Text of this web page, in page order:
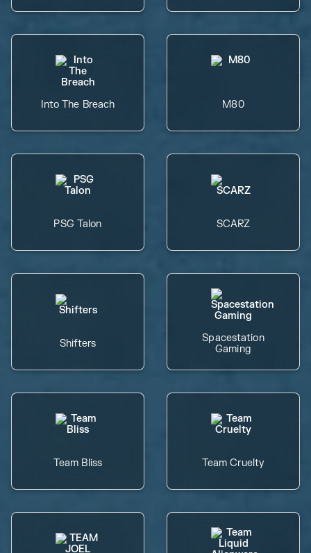
Into The Breach M80
PSG Talon SCARZ
Shifters
Spacestation
Gaming
Team Bliss Team Cruelty